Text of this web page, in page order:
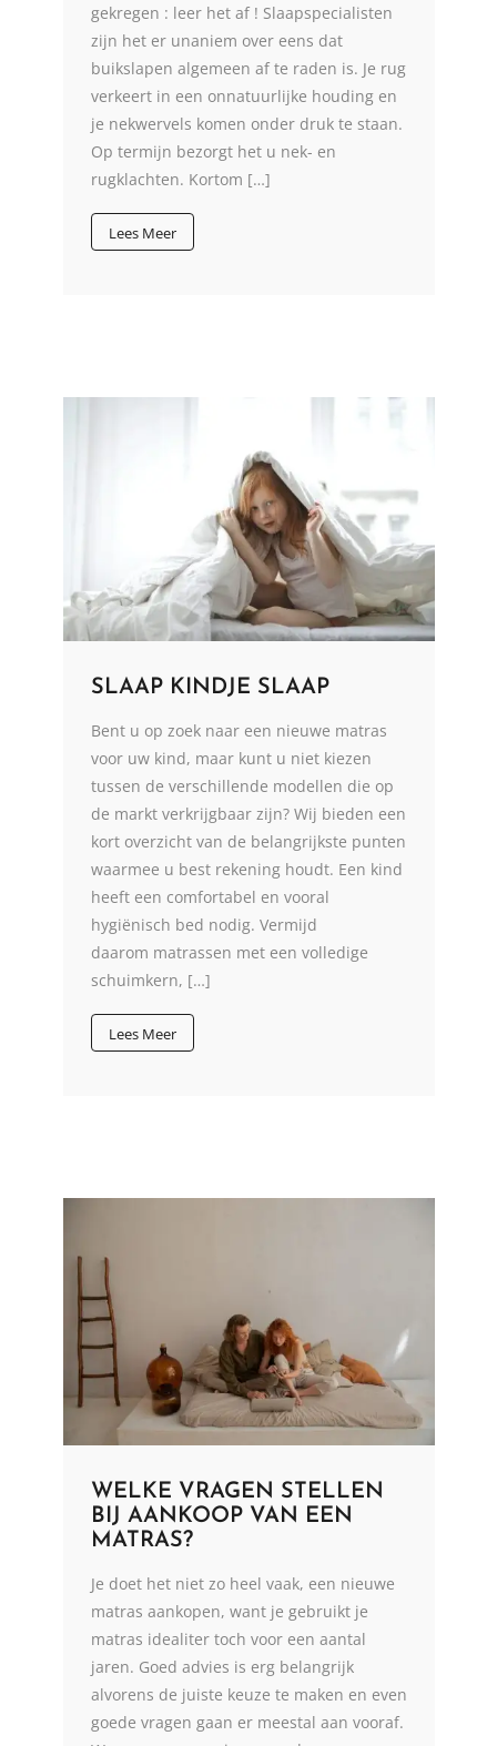
gekregen : leer het af ! Slaapspecialisten
zijn het er unaniem over eens dat
buikslapen algemeen af te raden is. Je rug
verkeert in een onnatuurlijke houding en
je nekwervels komen onder druk te staan.
Op termijn bezorgt het u nek- en
rugklachten. Kortom […]
Lees Meer
SLAAP KINDJE SLAAP
Bent u op zoek naar een nieuwe matras
voor uw kind, maar kunt u niet kiezen
tussen de verschillende modellen die op
de markt verkrijgbaar zijn? Wij bieden een
kort overzicht van de belangrijkste punten
waarmee u best rekening houdt. Een kind
heeft een comfortabel en vooral
hygiënisch bed nodig. Vermijd
daarom matrassen met een volledige
schuimkern, […]
Lees Meer
WELKE VRAGEN STELLEN
BIJ AANKOOP VAN EEN
MATRAS?
Je doet het niet zo heel vaak, een nieuwe
matras aankopen, want je gebruikt je
matras idealiter toch voor een aantal
jaren. Goed advies is erg belangrijk
alvorens de juiste keuze te maken en even
goede vragen gaan er meestal aan vooraf.